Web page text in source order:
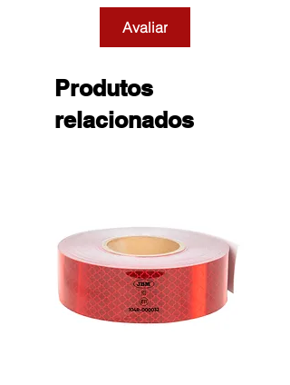
Avaliar
Produtos
relacionados